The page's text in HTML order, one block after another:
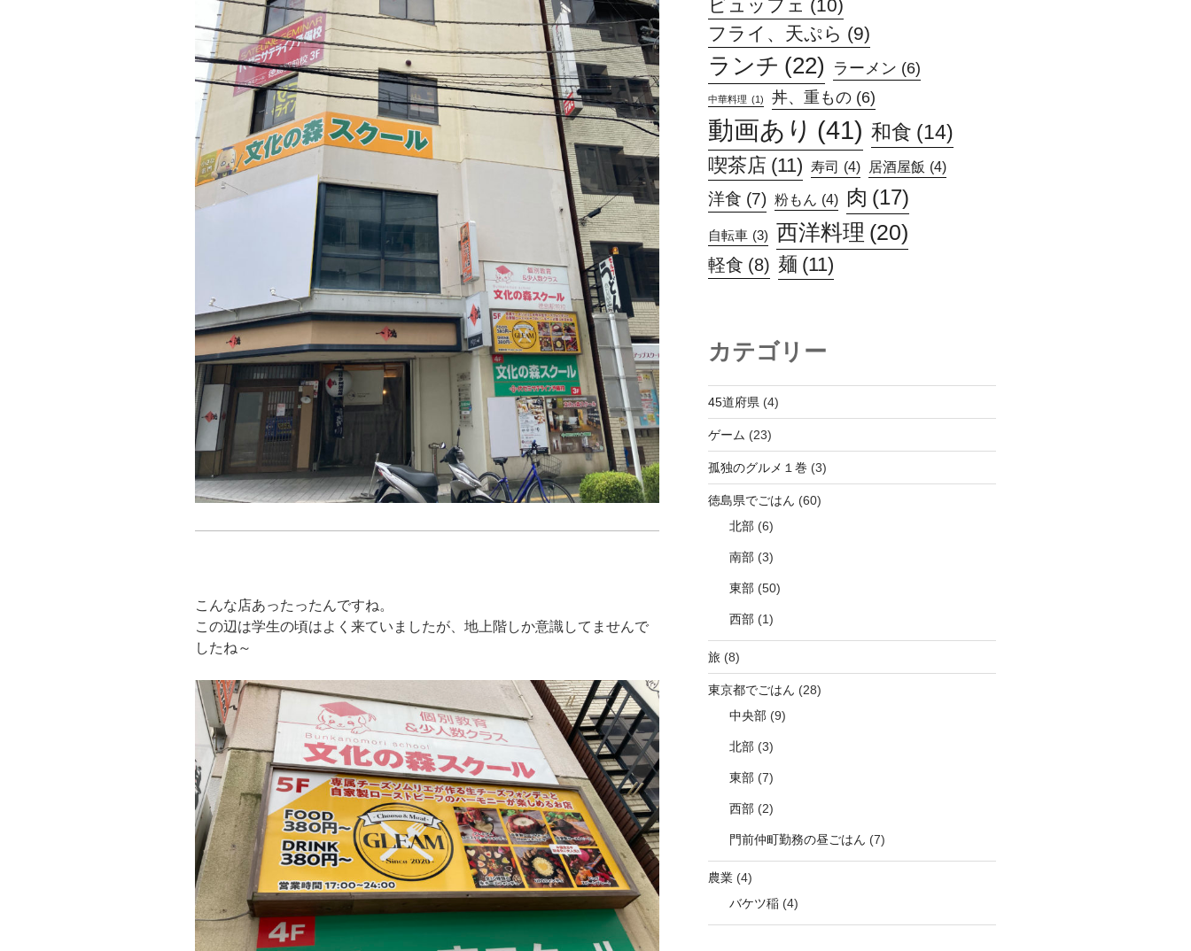
こんな店あったったんですね。
この辺は学生の頃はよく来ていましたが、地上階しか意識してませんで
したね～
ビュッフェ (10)
フライ、天ぷら (9)
ランチ (22) ラーメン (6)
中華料理 (1) 丼、重もの (6)
動画あり (41) 和食 (14)
喫茶店 (11) 寿司 (4) 居酒屋飯 (4)
洋食 (7) 粉もん (4) 肉 (17)
自転車 (3) 西洋料理 (20)
軽食 (8) 麺 (11)
カテゴリー
45道府県 (4)
ゲーム (23)
孤独のグルメ１巻 (3)
徳島県でごはん (60)
北部(6)
南部(3)
東部(50)
西部(1)
旅 (8)
東京都でごはん (28)
中央部(9)
北部(3)
東部(7)
西部(2)
門前仲町勤務の昼ごはん (7)
農業(4)
バケツ稲(4)